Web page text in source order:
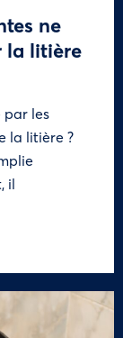
ne
la litière
par les
la litière ?
il